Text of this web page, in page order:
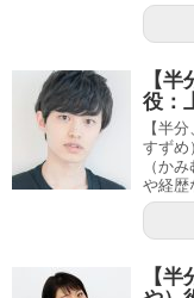
【
役：
【半
すずめ
（か
や経歴
【